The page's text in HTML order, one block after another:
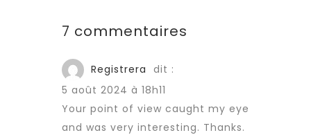
7 commentaires
Registrera dit :
5 août 2024 à 18h11
Your point of view caught my eye
and was very interesting. Thanks.